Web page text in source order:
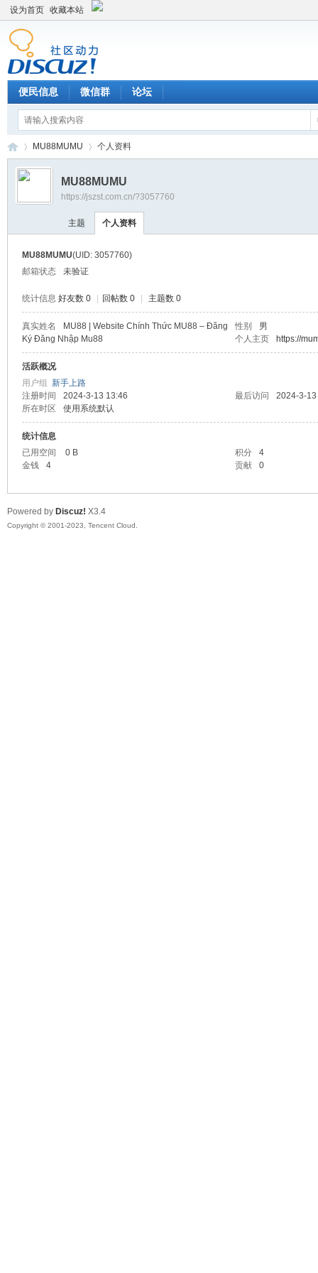
设为首页 收藏本站
便民信息 微信群 论坛
uz!
›
MU88MUMU 个人资料
MU88MUMU
https://jszst.com.cn/?3057760
主题 个人资料
MU88MUMU(UID: 3057760)
邮箱状态
未验证
统计信息 好友数 0 回帖数 0 主题数 0
真实姓名
MU88 | Website Chính Thức MU88 – Đăng
Ký Đăng Nhập Mu88
性别
男
个人主页
https://
活跃概况
用户组 新手上路
注册时间
2024-3-13 13:46 最后访问
2024-3-
所在时区
使用系统默认
统计信息
已用空间
0 B 积分
4
金钱
4 贡献 0
Powered by Discuz! X3.4
Copyright © 2001-2023, Tencent Cloud.